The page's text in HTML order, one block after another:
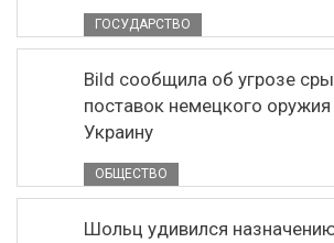
ГОСУДАРСТВО
Bild сообщила об угрозе
поставок немецкого оружия
Украину
ОБЩЕСТВО
Шольц удивился